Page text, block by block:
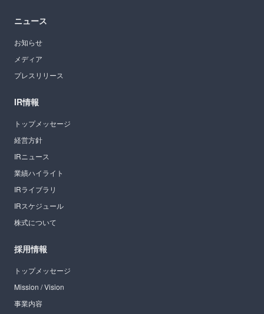
ニュース
お知らせ
メディア
プレスリリース
IR情報
トップメッセージ
経営方針
IRニュース
業績ハイライト
IRライブラリ
IRスケジュール
株式について
採用情報
トップメッセージ
Mission / Vision
事業内容